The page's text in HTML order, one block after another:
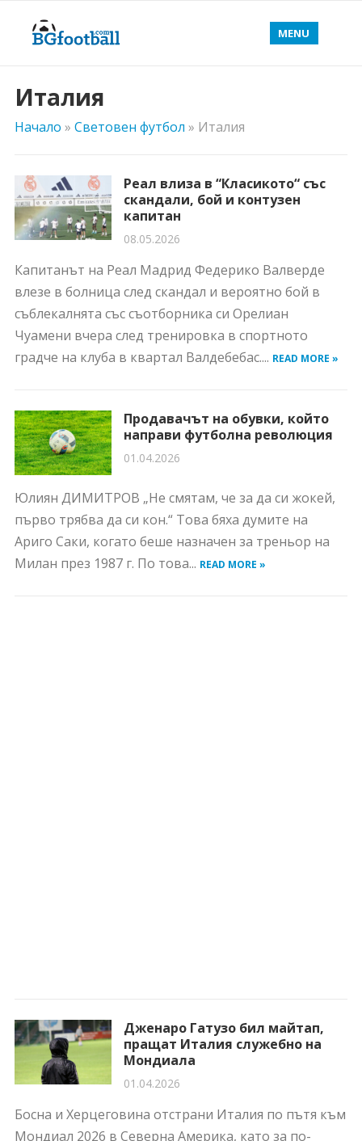
MENU
Италия
Начало » Световен футбол » Италия
Реал влиза в “Класикото“ със
скандали, бой и контузен
капитан
08.05.2026
Капитанът на Реал Мадрид Федерико Валверде
влезе в болница след скандал и вероятно бой в
съблекалнята със съотборника си Орелиан
Чуамени вчера след тренировка в спортното
градче на клуба в квартал Валдебебас.... READ MORE »
Продавачът на обувки, който
направи футболна революция
01.04.2026
Юлиян ДИМИТРОВ „Не смятам, че за да си жокей,
първо трябва да си кон.“ Това бяха думите на
Ариго Саки, когато беше назначен за треньор на
Милан през 1987 г. По това... READ MORE »
Дженаро Гатузо бил майтап,
пращат Италия служебно на
Мондиала
01.04.2026
Босна и Херцеговина отстрани Италия по пътя към
Мондиал 2026 в Северна Америка, като за по-